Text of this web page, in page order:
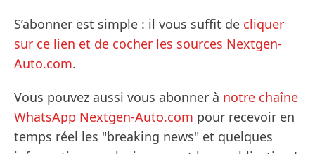
S’abonner est simple : il vous suffit de cliquer
sur ce lien et de cocher les sources Nextgen-
Auto.com.
Vous pouvez aussi vous abonner à notre chaîne
WhatsApp Nextgen-Auto.com pour recevoir en
temps réel les "breaking news" et quelques